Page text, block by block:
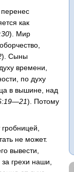
как
). Мир
). Сыны
времени,
по духу
в вышине, над
). Потому
не может.
вывести,
грехи наши,